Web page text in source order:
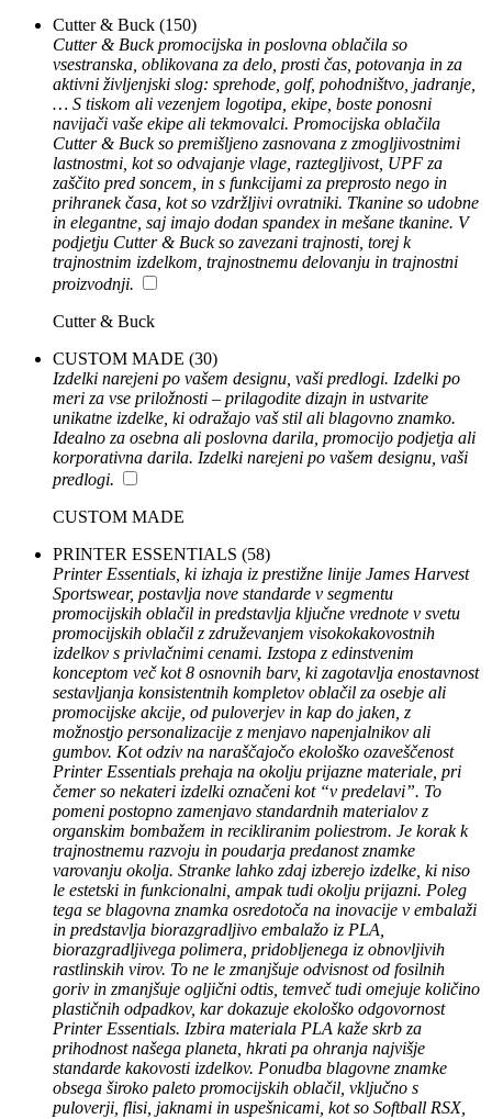
Cutter & Buck (150)
Cutter & Buck promocijska in poslovna oblačila so
vsestranska, oblikovana za delo, prosti čas, potovanja in za
aktivni življenjski slog: sprehode, golf, pohodništvo, jadranje,
… S tiskom ali vezenjem logotipa, ekipe, boste ponosni
navijači vaše ekipe ali tekmovalci. Promocijska oblačila
Cutter & Buck so premišljeno zasnovana z zmogljivostnimi
lastnostmi, kot so odvajanje vlage, raztegljivost, UPF za
zaščito pred soncem, in s funkcijami za preprosto nego in
prihranek časa, kot so vzdržljivi ovratniki. Tkanine so udobne
in elegantne, saj imajo dodan spandex in mešane tkanine. V
podjetju Cutter & Buck so zavezani trajnosti, torej k
trajnostnim izdelkom, trajnostnemu delovanju in trajnostni
proizvodnji.
Cutter & Buck
CUSTOM MADE (30)
Izdelki narejeni po vašem designu, vaši predlogi. Izdelki po
meri za vse priložnosti – prilagodite dizajn in ustvarite
unikatne izdelke, ki odražajo vaš stil ali blagovno znamko.
Idealno za osebna ali poslovna darila, promocijo podjetja ali
korporativna darila. Izdelki narejeni po vašem designu, vaši
predlogi.
CUSTOM MADE
PRINTER ESSENTIALS (58)
Printer Essentials, ki izhaja iz prestižne linije James Harvest
Sportswear, postavlja nove standarde v segmentu
promocijskih oblačil in predstavlja ključne vrednote v svetu
promocijskih oblačil z združevanjem visokokakovostnih
izdelkov s privlačnimi cenami. Izstopa z edinstvenim
konceptom več kot 8 osnovnih barv, ki zagotavlja enostavnost
sestavljanja konsistentnih kompletov oblačil za osebje ali
promocijske akcije, od puloverjev in kap do jaken, z
možnostjo personalizacije z menjavo napenjalnikov ali
gumbov. Kot odziv na naraščajočo ekološko ozaveščenost
Printer Essentials prehaja na okolju prijazne materiale, pri
čemer so nekateri izdelki označeni kot “v predelavi”. To
pomeni postopno zamenjavo standardnih materialov z
organskim bombažem in recikliranim poliestrom. Je korak k
trajnostnemu razvoju in poudarja predanost znamke
varovanju okolja. Stranke lahko zdaj izberejo izdelke, ki niso
le estetski in funkcionalni, ampak tudi okolju prijazni. Poleg
tega se blagovna znamka osredotoča na inovacije v embalaži
in predstavlja biorazgradljivo embalažo iz PLA,
biorazgradljivega polimera, pridobljenega iz obnovljivih
rastlinskih virov. To ne le zmanjšuje odvisnost od fosilnih
goriv in zmanjšuje ogljični odtis, temveč tudi omejuje količino
plastičnih odpadkov, kar dokazuje ekološko odgovornost
Printer Essentials. Izbira materiala PLA kaže skrb za
prihodnost našega planeta, hkrati pa ohranja najvišje
standarde kakovosti izdelkov. Ponudba blagovne znamke
obsega široko paleto promocijskih oblačil, vključno s
puloverji, flisi, jaknami in uspešnicami, kot so Softball RSX,